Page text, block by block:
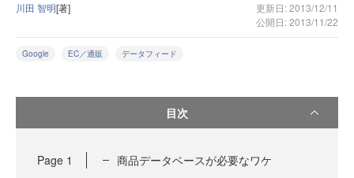
川田 智明[著]
更新日: 2013/12/11
公開日: 2013/11/22
Google EC／通販 データフィード
目次
Page 1 商品データベースが必要なワケ